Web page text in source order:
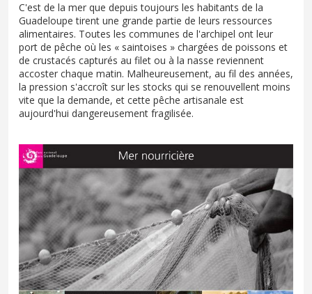
C'est de la mer que depuis toujours les habitants de la
Guadeloupe tirent une grande partie de leurs ressources
alimentaires. Toutes les communes de l'archipel ont leur
port de pêche où les « saintoises » chargées de poissons et
de crustacés capturés au filet ou à la nasse reviennent
accoster chaque matin. Malheureusement, au fil des années,
la pression s'accroît sur les stocks qui se renouvellent moins
vite que la demande, et cette pêche artisanale est
aujourd'hui dangereusement fragilisée.